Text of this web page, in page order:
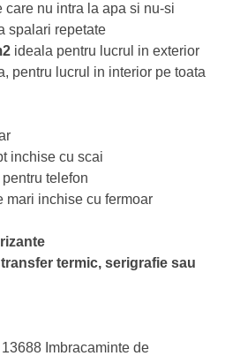
care nu intra la apa si nu-si
spalari repetate
ideala pentru lucrul in exterior
pentru lucrul in interior pe toata
inchise cu scai
telefon
mari inchise cu fermoar
transfer termic, serigrafie sau
Imbracaminte de